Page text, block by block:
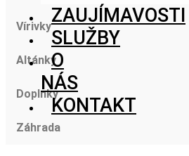
ZAUJÍMAVOSTI
SLUŽBY
O
NÁS
KONTAKT
Vírivky
Altánky
Doplnky
Záhrada